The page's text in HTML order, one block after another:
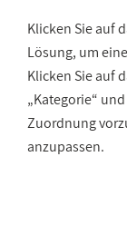
Klicken Sie auf
Lösung, um
Klicken Sie auf
„Kategorie“
Zuordnung
anzupassen.